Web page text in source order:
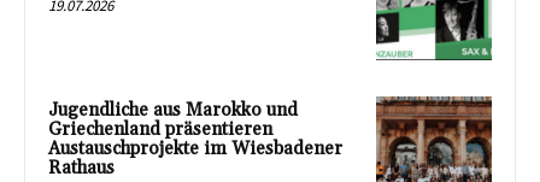
19.07.2026
Jugendliche aus Marokko und
Griechenland präsentieren
Austauschprojekte im Wiesbadener
Rathaus